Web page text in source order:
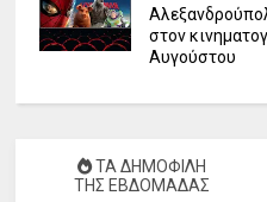
στον
Αυγούστου
ΤΑ ΔΗΜΟΦΙΛΗ
ΤΗΣ ΕΒΔΟΜΑΔΑΣ